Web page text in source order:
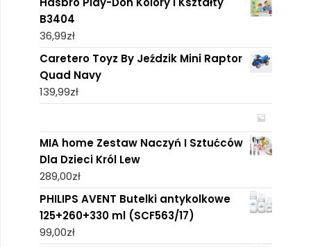
B3404
36,99zł
Caretero Toyz By Jeździk Mini Raptor
Quad Navy
139,99zł
MIA home Zestaw Naczyń I Sztućców
Dla Dzieci Król Lew
289,00zł
PHILIPS AVENT Butelki antykolkowe
125+260+330 ml (SCF563/17)
99,00zł